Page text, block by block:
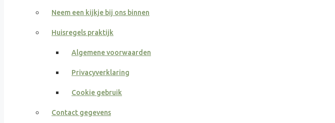
Neem een kijkje bij ons binnen
Huisregels praktijk
Algemene voorwaarden
Privacyverklaring
Cookie gebruik
Contact gegevens